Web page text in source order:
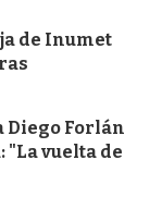
de Inumet
Diego Forlán
"La vuelta de